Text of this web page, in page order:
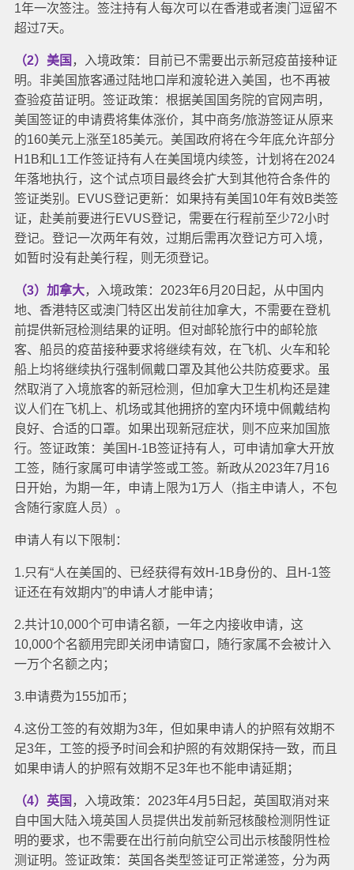
1年一次签注。签注持有人每次可以在香港或者澳门逗留不
超过7天。
（2）美国 ，入境政策：目前已不需要出示新冠疫苗接种证
明。非美国旅客通过陆地口岸和渡轮进入美国，也不再被
查验疫苗证明。 签证政策：根据美国国务院的官网声明，
美国签证的申请费将集体涨价，其中商务/旅游签证从原来
的160美元上涨至185美元。 美国政府将在今年底允许部分
H1B和L1工作签证持有人在美国境内续签，计划将在2024
年落地执行，这个试点项目最终会扩大到其他符合条件的
签证类别。
EVUS登记更新：如果持有美国10年有效B类签
证，赴美前要进行EVUS登记，需要在行程前至少72小时
登记。登记一次两年有效，过期后需再次登记方可入境，
如暂时没有赴美行程，则无须登记。
（3）加拿大，入境政策：2023年6月20日起，从中国内
地、香港特区或澳门特区出发前往加拿大，不需要在登机
前提供新冠检测结果的证明。但对邮轮旅行中的邮轮旅
客、船员的疫苗接种要求将继续有效，在飞机、火车和轮
船上均将继续执行强制佩戴口罩及其他公共防疫要求。虽
然取消了入境旅客的新冠检测，但加拿大卫生机构还是建
议人们在飞机上、机场或其他拥挤的室内环境中佩戴结构
良好、合适的口罩。如果出现新冠症状，则不应来加国旅
行。 签证政策：美国H-1B签证持有人，可申请加拿大开放
工签，随行家属可申请学签或工签。新政从2023年7月16
日开始，为期一年，申请上限为1万人（指主申请人，不包
含随行家庭人员）。
申请人有以下限制：
1.只有“人在美国的、已经获得有效H-1B身份的、且H-1签
证还在有效期内”的申请人才能申请；
2.共计10,000个可申请名额，一年之内接收申请，这
10,000个名额用完即关闭申请窗口，随行家属不会被计入
一万个名额之内；
3.申请费为155加币；
4.这份工签的有效期为3年，但如果申请人的护照有效期不
足3年，工签的授予时间会和护照的有效期保持一致，而且
如果申请人的护照有效期不足3年也不能申请延期；
（4）英国 ，入境政策：2023年4月5日起，英国取消对来
自中国大陆入境英国人员提供出发前新冠核酸检测阴性证
明的要求，也不需要在出行前向航空公司出示核酸阴性检
测证明。 签证政策：英国各类型签证可正常递签，分为两